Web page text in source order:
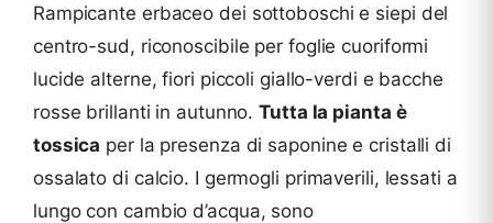
Rampicante erbaceo dei sottoboschi e siepi del
centro-sud, riconoscibile per foglie cuoriformi
lucide alterne, fiori piccoli giallo-verdi e bacche
rosse brillanti in autunno.Tutta la pianta è
tossica per la presenza di saponine e cristalli di
ossalato di calcio. I germogli primaverili, lessati a
lungo con cambio d’acqua, sono